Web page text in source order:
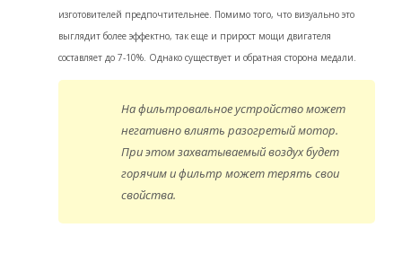
изготовителей предпочтительнее. Помимо того, что визуально это
выглядит более эффектно, так еще и прирост мощи двигателя
составляет до 7-10%. Однако существует и обратная сторона медали.
На фильтровальное устройство может
негативно влиять разогретый мотор.
При этом захватываемый воздух будет
горячим и фильтр может терять свои
свойства.